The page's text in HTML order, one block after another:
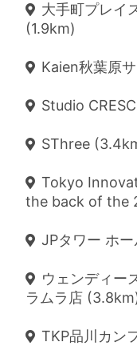
大手町プレイ
(1.9km)
Kaien秋葉原
Studio
SThree
Tokyo
the back of the
JPタワー ホ
ウェンディー
ラムラ店
TKP品川カン